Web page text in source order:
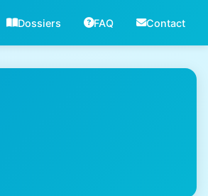
Dossiers FAQ Contact